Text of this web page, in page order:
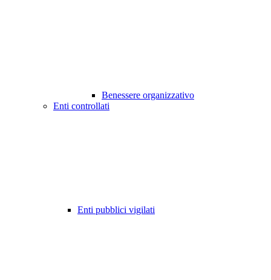
Benessere organizzativo
Enti controllati
Enti pubblici vigilati